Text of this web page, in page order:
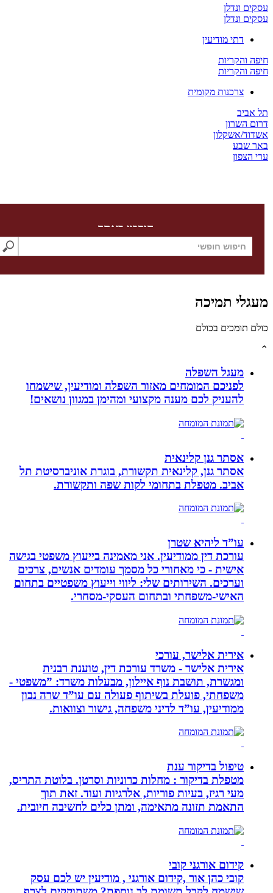
ונדלן
ונדלן
דתי מודיעין
צרכנות מקומית
אשקלון
חיפוש באתר
תמיכה
בכולם
מעגל השפלה
לפניכם המומחים מאזור השפלה ומודיעין, שישמחו
להעניק לכם מענה מקצועי ומהימן במגוון נושאים!
אסתר גנן קלינאית
אסתר גנן, קלינאית תקשורת, בוגרת אוניברסיטת תל
אביב. מטפלת בתחומי לקות שפה ותקשורת.
עו”ד ליהיא שטרן
עורכת דין ממודיעין. אני מאמינה בייעוץ משפטי בגישה
אישית - כי מאחורי כל מסמך עומדים אנשים, צרכים
וערכים. השירותים שלי: ליווי וייעוץ משפטיים בתחום
האישי-משפחתי ובתחום העסקי-מסחרי.
אירית אלישר, עורכי
אירית אלישר - משרד עורכת דין, טוענת רבנית
ומגשרת, תושבת נוף איילון, מבעלות משרד: ”משפטי -
משפחתי, פועלת בשיתוף פעולה עם עו”ד שרה נבון
ממודיעין, עו”ד לדיני משפחה, גישור וצוואות.
טיפול בדיקור ענת
מטפלת בדיקור : מחלות כרוניות וסרטן. בלוטת התריס,
מעי רגיז, בעיות פוריות, אלרגיות ועוד. זאת תוך
התאמת תזונה מתאימה, ומתן כלים לחשיבה חיובית.
קידום אורגני קובי
קובי כהן אור ,קידום אורגני , מודיעין יש לכם עסק